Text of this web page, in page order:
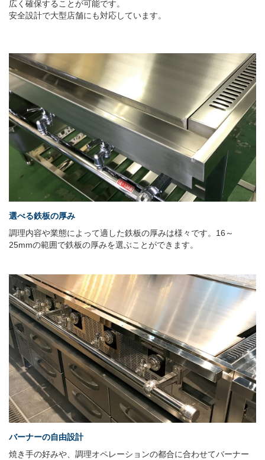
広く確保することが可能です。
安全設計で大型店舗にも対応しています。
選べる鉄板の厚み
調理内容や業態によって適した鉄板の厚みは様々です。16～
25mmの範囲で鉄板の厚みを選ぶことができます。
バーナーの自由設計
焼き手の好みや、調理オペレーションの都合に合わせてバーナー